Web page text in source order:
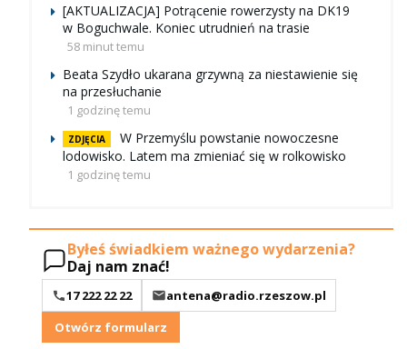
[AKTUALIZACJA] Potrącenie rowerzysty na DK19
w Boguchwale. Koniec utrudnień na trasie
58 minut temu
Beata Szydło ukarana grzywną za niestawienie się
na przesłuchanie
1 godzinę temu
ZDJĘCIA
W Przemyślu powstanie nowoczesne
lodowisko. Latem ma zmieniać się w rolkowisko
1 godzinę temu
Byłeś świadkiem ważnego wydarzenia?
Daj nam znać!
17 222 22 22
antena@radio.rzeszow.pl
Otwórz formularz